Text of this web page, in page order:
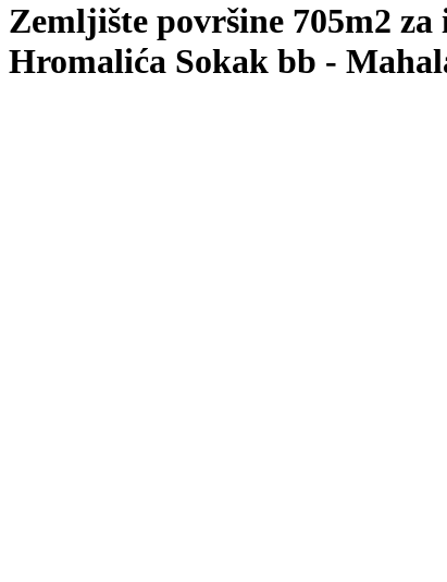
Zemljište površine 705m2
Hromalića Sokak bb -